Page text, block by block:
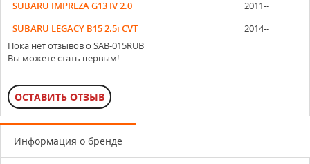
SUBARU IMPREZA G13 IV 2.0
2011--
SUBARU LEGACY B15 2.5i CVT
2014--
Пока нет отзывов о SAB-015RUB
Вы можете стать первым!
ОСТАВИТЬ ОТЗЫВ
Информация о бренде